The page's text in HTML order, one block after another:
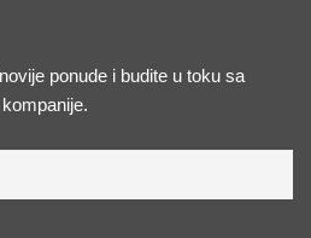
ponude i budite u toku sa